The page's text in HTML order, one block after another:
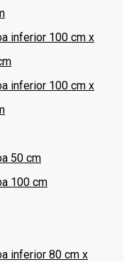
inferior 100 cm x
inferior 100 cm x
50 cm
100 cm
inferior 80 cm x